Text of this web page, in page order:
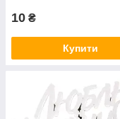
10 ₴
Купити